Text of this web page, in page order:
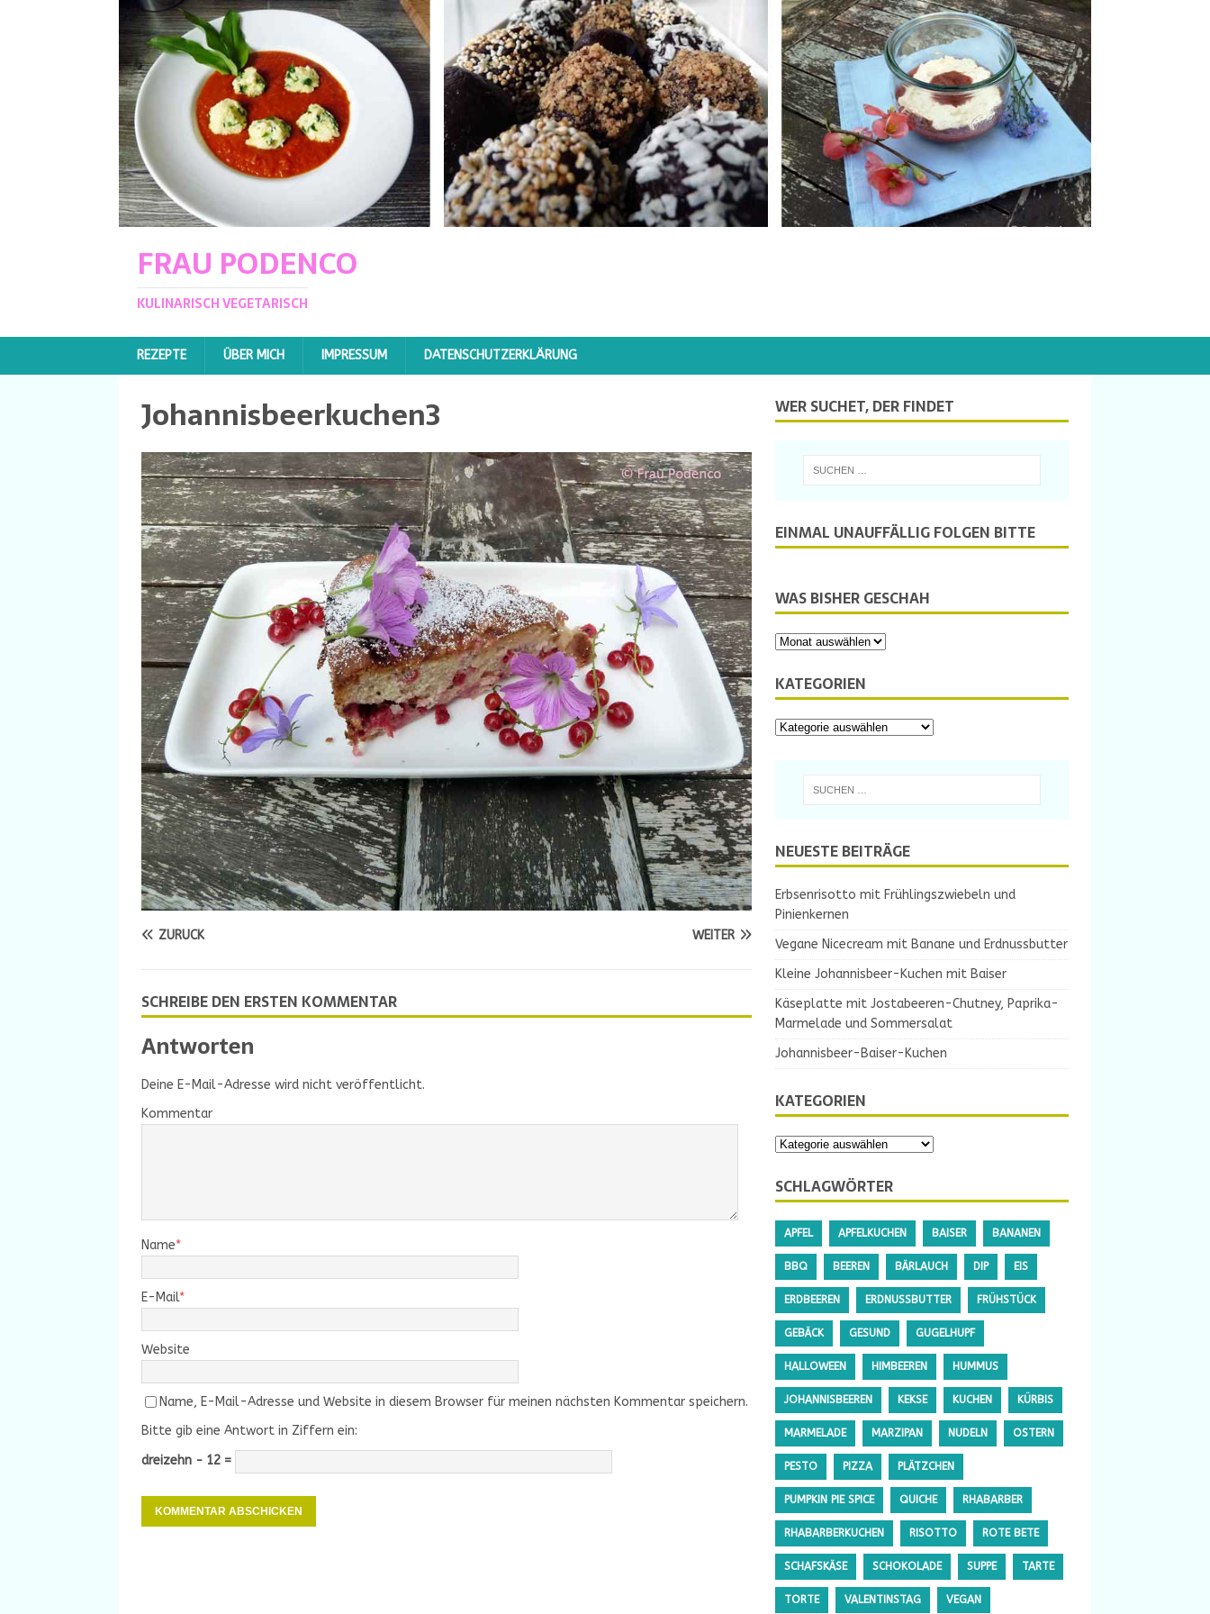
FRAU PODENCO
KULINARISCH VEGETARISCH
REZEPTE ÜBER MICH IMPRESSUM DATENSCHUTZERKLÄRUNG
Johannisbeerkuchen3
ZURÜCK WEITER
SCHREIBE DEN ERSTEN KOMMENTAR
Antworten
Deine E-Mail-Adresse wird nicht veröffentlicht.
Kommentar
Name*
E-Mail*
Website
Name, E-Mail-Adresse und Website in diesem Browser für meinen nächsten Kommentar speichern.
Bitte gib eine Antwort in Ziffern ein:
dreizehn − 12 =
WER SUCHET, DER FINDET
EINMAL UNAUFFÄLLIG FOLGEN BITTE
WAS BISHER GESCHAH
KATEGORIEN
NEUESTE BEITRÄGE
Erbsenrisotto mit Frühlingszwiebeln und
Pinienkernen
Vegane Nicecream mit Banane und Erdnussbutter
Kleine Johannisbeer-Kuchen mit Baiser
Käseplatte mit Jostabeeren-Chutney, Paprika-
Marmelade und Sommersalat
Johannisbeer-Baiser-Kuchen
KATEGORIEN
SCHLAGWÖRTER
APFEL APFELKUCHEN BAISER BANANEN
BBQ BEEREN BÄRLAUCH DIP EIS
ERDBEEREN ERDNUSSBUTTER FRÜHSTÜCK
GEBÄCK GESUND GUGELHUPF
HALLOWEEN HIMBEEREN HUMMUS
JOHANNISBEEREN KEKSE KUCHEN KÜRBIS
MARMELADE MARZIPAN NUDELN OSTERN
PESTO PIZZA PLÄTZCHEN
PUMPKIN PIE SPICE QUICHE RHABARBER
RHABARBERKUCHEN RISOTTO ROTE BETE
SCHAFSKÄSE SCHOKOLADE SUPPE TARTE
TORTE VALENTINSTAG VEGAN